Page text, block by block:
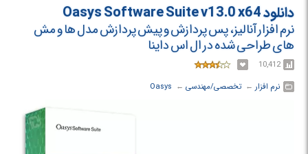
دانلود Oasys Software Suite v13.0 x64
نرم افزار آنالیز، پس پردازش و پیش پردازش مدل ها و مش
های طراحی شده در ال اس داینا
10,412
نرم افزار ← ‏تخصصی/مهندسی ← ‏
Oasys